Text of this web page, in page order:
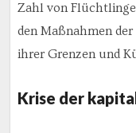
Zahl von
den Maßnahmen
ihrer Grenzen und
Krise der